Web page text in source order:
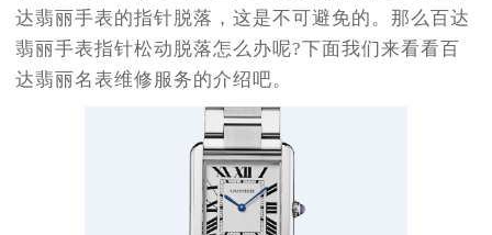
达翡丽手表的指针脱落，这是不可避免的。那么百达
翡丽手表指针松动脱落怎么办呢?下面我们来看看百
达翡丽名表维修服务的介绍吧。